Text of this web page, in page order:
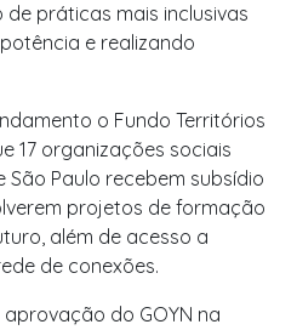
práticas mais inclusivas
e realizando
o Fundo Territórios
17 organizações sociais
São Paulo recebem subsídio
projetos de formação
além de acesso a
de conexões.
do GOYN na